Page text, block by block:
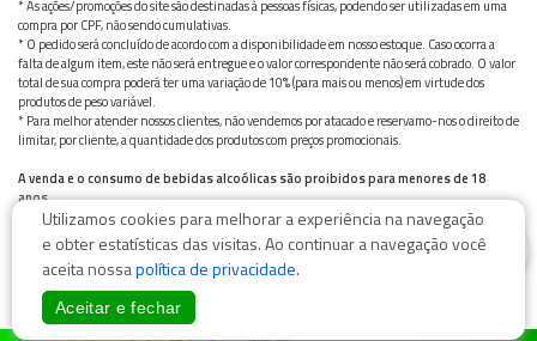
* As ações/promoções do site são destinadas à pessoas físicas, podendo ser utilizadas em uma
compra por CPF, não sendo cumulativas.
* O pedido será concluído de acordo com a disponibilidade em nosso estoque. Caso ocorra a
falta de algum item, este não será entregue e o valor correspondente não será cobrado. O valor
total de sua compra poderá ter uma variação de 10% (para mais ou menos) em virtude dos
produtos de peso variável.
* Para melhor atender nossos clientes, não vendemos por atacado e reservamo-nos o direito de
limitar, por cliente, a quantidade dos produtos com preços promocionais.
A venda e o consumo de bebidas alcoólicas são proibidos para menores de 18
anos.
Bebida alcoólica pode causar dependência química e, em excesso, provoca graves males à saúde.
Beba com moderação
Utilizamos cookies para melhorar a experiência na navegação
e obter estatísticas das visitas. Ao continuar a navegação você
aceita nossapolítica de privacidade.
Aceitar e fechar